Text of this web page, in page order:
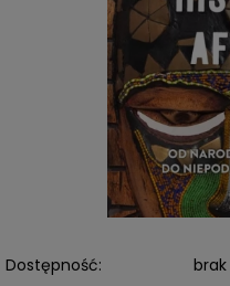
Dostępność: